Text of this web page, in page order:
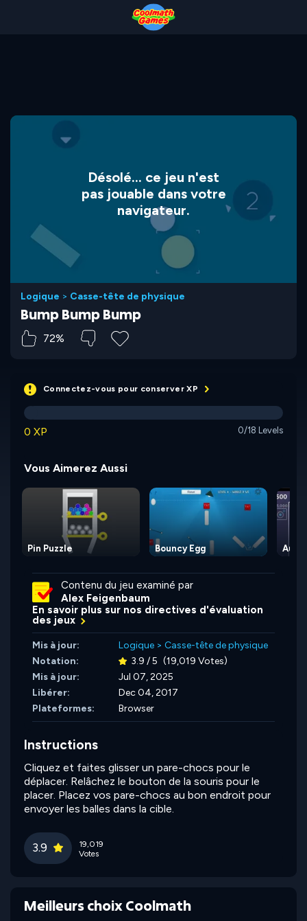
Désolé... ce jeu n'est
pas jouable dans votre
navigateur.
Logique > Casse-tête de physique
Bump Bump Bump
72%
Connectez-vous pour conserver XP
0 XP 0/18 Levels
Vous Aimerez Aussi
Pin Puzzle Bouncy Egg
Contenu du jeu examiné par
Alex Feigenbaum
En savoir plus sur nos directives d'évaluation
des jeux
Mis à jour: Logique > Casse-tête de physique
Notation:
3.9 / 5 (19,019 Votes)
Mis à jour:
Jul 07, 2025
Libérer:
Dec 04, 2017
Plateformes:
Browser
Instructions
Cliquez et faites glisser un pare-chocs pour le
déplacer. Relâchez le bouton de la souris pour le
placer. Placez vos pare-chocs au bon endroit pour
envoyer les balles dans la cible.
3.9
19,019
Votes
Meilleurs choix Coolmath